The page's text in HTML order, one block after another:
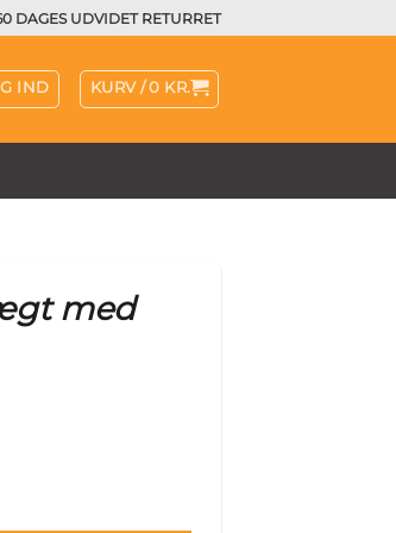
DAGES UDVIDET RETURRET
IND KURV /0 KR.
med